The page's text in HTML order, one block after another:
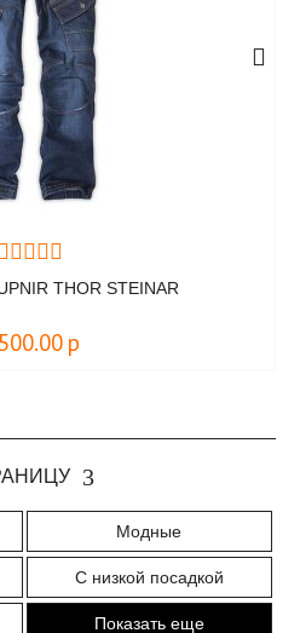
THOR STEINAR
р
Модные
С низкой посадкой
Показать еще